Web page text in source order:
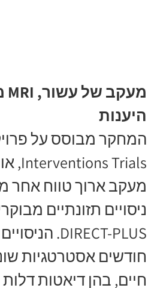
היענות
מעקב ארוך טווח אחר
חודשים אסטרטגיות
חיים, בהן דיאטות